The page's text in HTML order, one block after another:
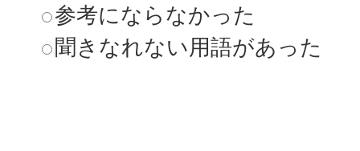
参考にならなかった
聞きなれない用語があった